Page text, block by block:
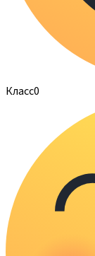
Класс0